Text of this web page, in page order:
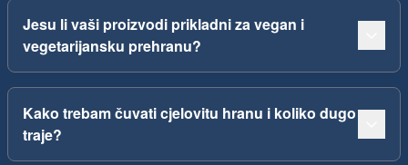
Jesu li vaši proizvodi prikladni za vegan i
vegetarijansku prehranu?
Kako trebam čuvati cjelovitu hranu i koliko dugo
traje?